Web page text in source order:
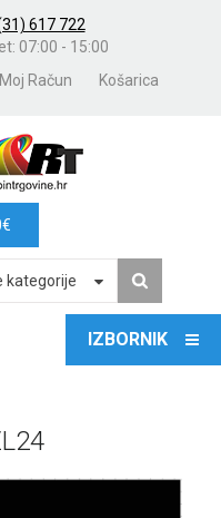
617 722
07:00 - 15:00
Moj Račun Košarica
€
kategorije